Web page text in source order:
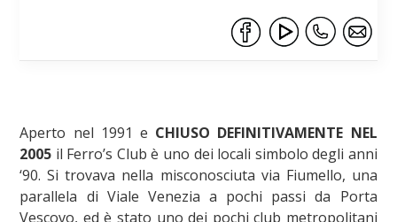
Aperto nel 1991 e CHIUSO DEFINITIVAMENTE NEL
2005 il Ferro’s Club è uno dei locali simbolo degli anni
‘90. Si trovava nella misconosciuta via Fiumello, una
parallela di Viale Venezia a pochi passi da Porta
Vescovo, ed è stato uno dei pochi club metropolitani